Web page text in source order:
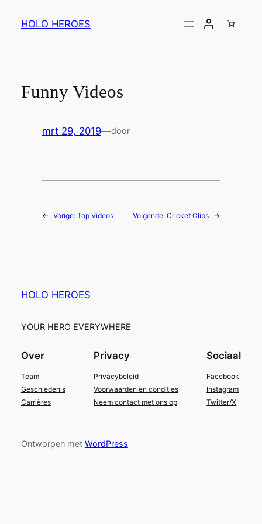
HOLO HEROES
Funny Videos
mrt 29, 2019—door
← Vorige: Top Videos Volgende:Cricket Clips →
HOLO HEROES
YOUR HERO EVERYWHERE
Over
Team
Geschiedenis
Carrières
Privacy
Privacybeleid
Voorwaarden en condities
Neem contact met ons op
Sociaal
Facebook
Instagram
Twitter/X
Ontworpen met WordPress